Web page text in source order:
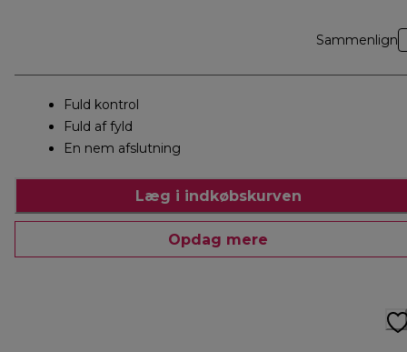
Sammenlign
Fuld kontrol
Fuld af fyld
En nem afslutning
Læg i indkøbskurven
Opdag mere